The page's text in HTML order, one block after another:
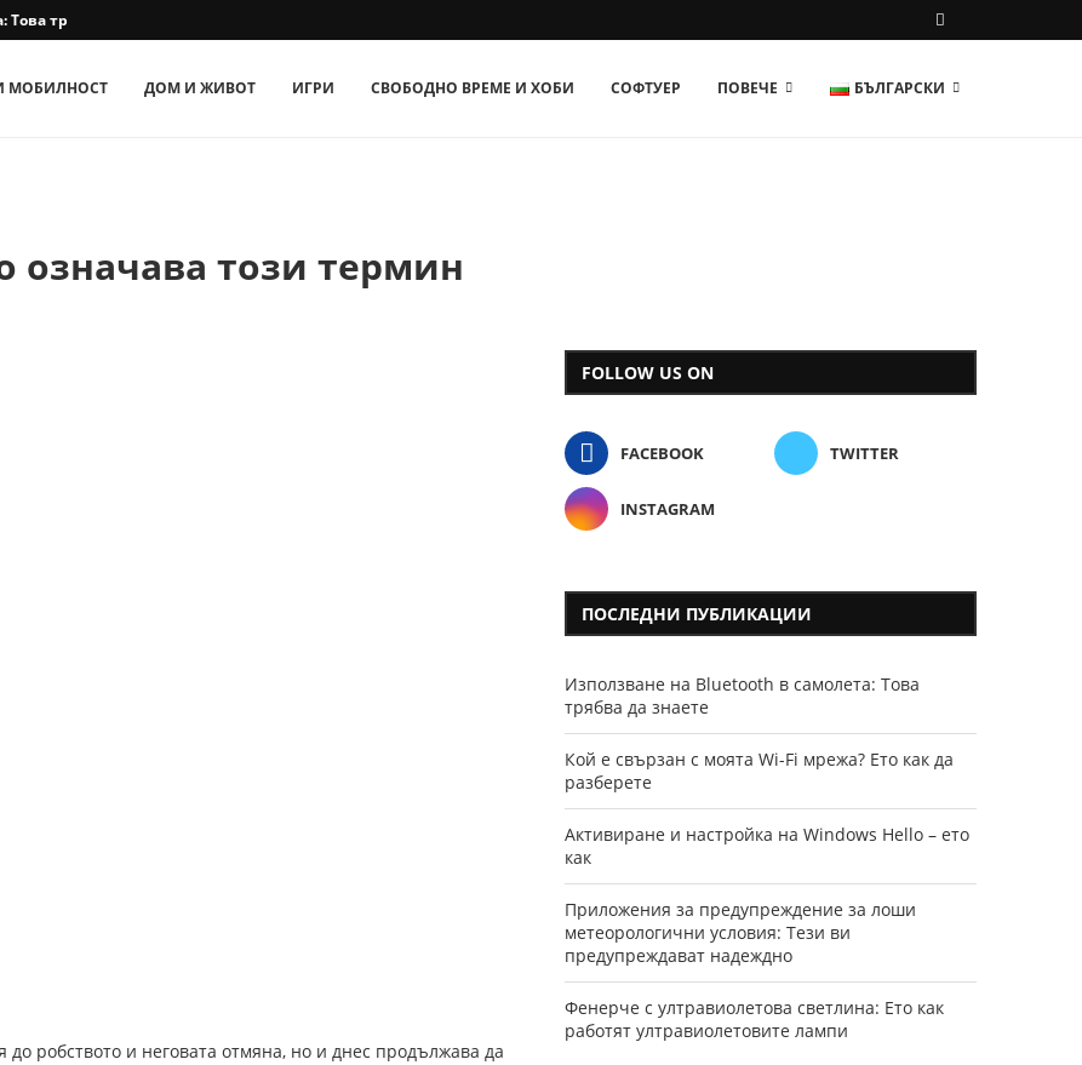
трябва да...
МОБИЛНОСТ ДОМ И ЖИВОТ ИГРИ СВОБОДНО ВРЕМЕ И ХОБИ СОФТУЕР ПОВЕЧЕ БЪЛГАРСКИ
този термин
робството и неговата отмяна, но и днес продължава да
FOLLOW US ON
FACEBOOK TWITTER
INSTAGRAM
ПОСЛЕДНИ ПУБЛИКАЦИИ
Използване на Bluetooth в самолета: Това
трябва да знаете
Кой е свързан с моята Wi-Fi мрежа? Ето как да
разберете
Активиране и настройка на Windows Hello – ето
как
Приложения за предупреждение за лоши
метеорологични условия: Тези ви
предупреждават надеждно
Фенерче с ултравиолетова светлина: Ето как
работят ултравиолетовите лампи